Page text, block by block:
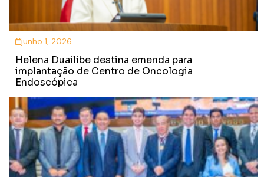
junho 1, 2026
Helena Duailibe destina emenda para
implantação de Centro de Oncologia
Endoscópica